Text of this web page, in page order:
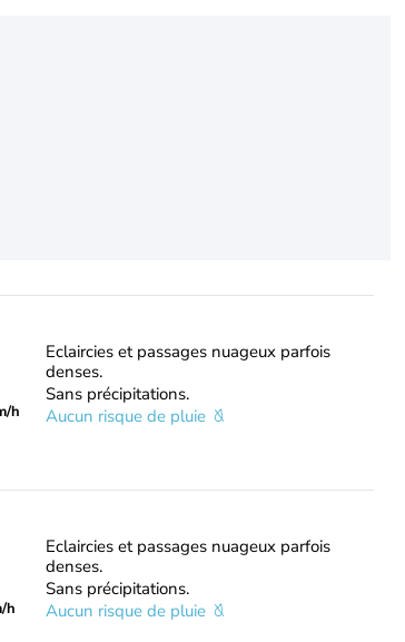
h
Eclaircies et passages nuageux parfois
denses.
Sans précipitations.
Aucun risque de pluie
h
Eclaircies et passages nuageux parfois
denses.
Sans précipitations.
Aucun risque de pluie